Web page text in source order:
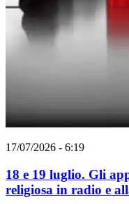
17/07/2026 - 6:19
18 e 19 luglio. Gli
religiosa in radio e